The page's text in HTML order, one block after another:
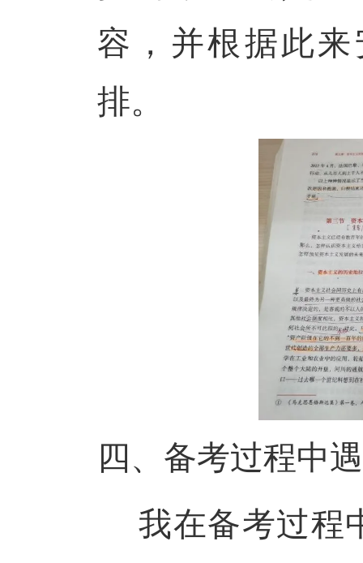
容，并根据此
排。
四、备考过程中
我在备考过程